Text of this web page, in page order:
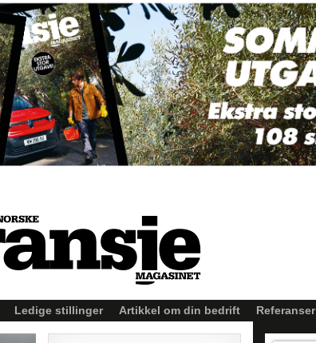
Ledige stillinger Artikkel om din bedrift Referanser